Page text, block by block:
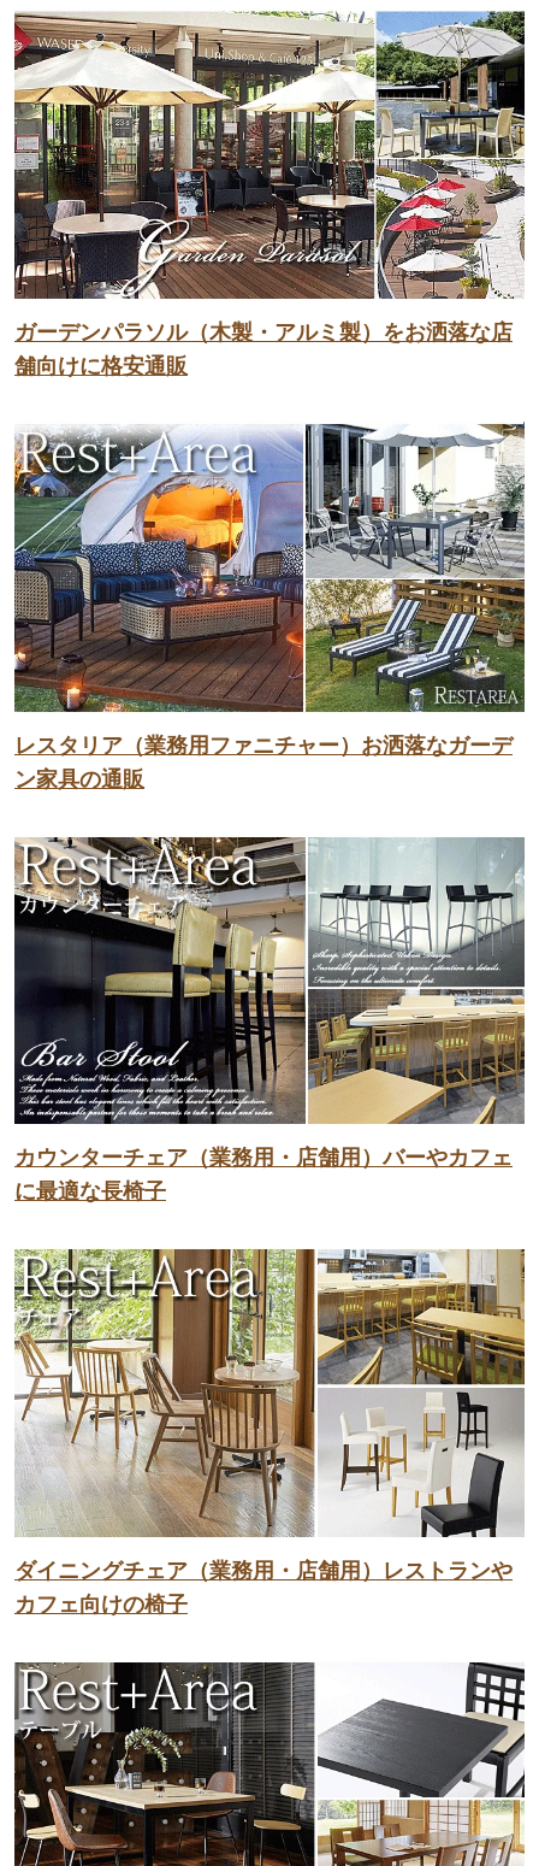
ガーデンパラソル（木製・アルミ製）をお洒落な店
舗向けに格安通販
レスタリア（業務用ファニチャー）お洒落なガーデ
ン家具の通販
カウンターチェア（業務用・店舗用）バーやカフェ
に最適な長椅子
ダイニングチェア（業務用・店舗用）レストランや
カフェ向けの椅子